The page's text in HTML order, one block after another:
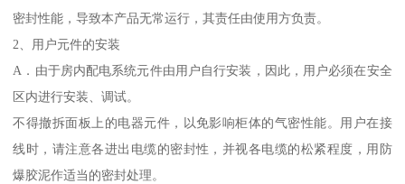
密封性能，导致本产品无常运行，其责任由使用方负责。
2、用户元件的安装
A．由于房内配电系统元件由用户自行安装，因此，用户必须在安全
区内进行安装、调试。
不得撤拆面板上的电器元件，以免影响柜体的气密性能。用户在接
线时，请注意各进出电缆的密封性，并视各电缆的松紧程度，用防
爆胶泥作适当的密封处理。